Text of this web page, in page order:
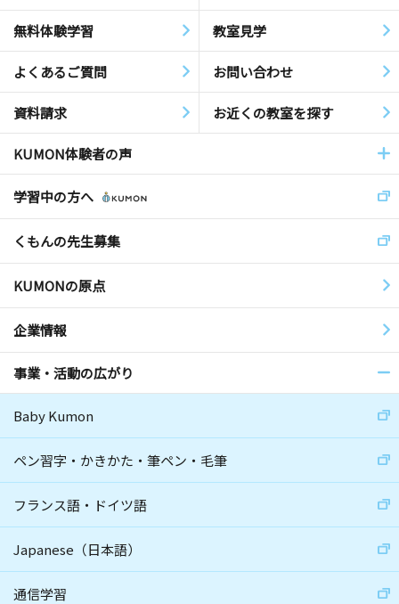
無料体験学習 教室見学
よくあるご質問 お問い合わせ
資料請求 お近くの教室を探す
KUMON体験者の声
学習中の方へ
くもんの先生募集
KUMONの原点
企業情報
事業・活動の広がり
Baby Kumon
ペン習字・かきかた・筆ペン・毛筆
フランス語・ドイツ語
Japanese（日本語）
通信学習